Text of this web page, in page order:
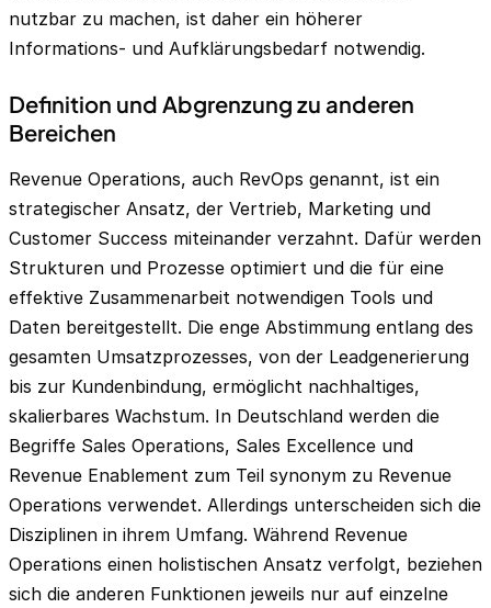
nutzbar zu machen, ist daher ein höherer
Informations- und Aufklärungsbedarf notwendig.
Definition und Abgrenzung zu anderen
Bereichen
Revenue Operations, auch RevOps genannt, ist ein
strategischer Ansatz, der Vertrieb, Marketing und
Customer Success miteinander verzahnt. Dafür werden
Strukturen und Prozesse optimiert und die für eine
effektive Zusammenarbeit notwendigen Tools und
Daten bereitgestellt. Die enge Abstimmung entlang des
gesamten Umsatzprozesses, von der Leadgenerierung
bis zur Kundenbindung, ermöglicht nachhaltiges,
skalierbares Wachstum. In Deutschland werden die
Begriffe Sales Operations, Sales Excellence und
Revenue Enablement zum Teil synonym zu Revenue
Operations verwendet. Allerdings unterscheiden sich die
Disziplinen in ihrem Umfang. Während Revenue
Operations einen holistischen Ansatz verfolgt, beziehen
sich die anderen Funktionen jeweils nur auf einzelne